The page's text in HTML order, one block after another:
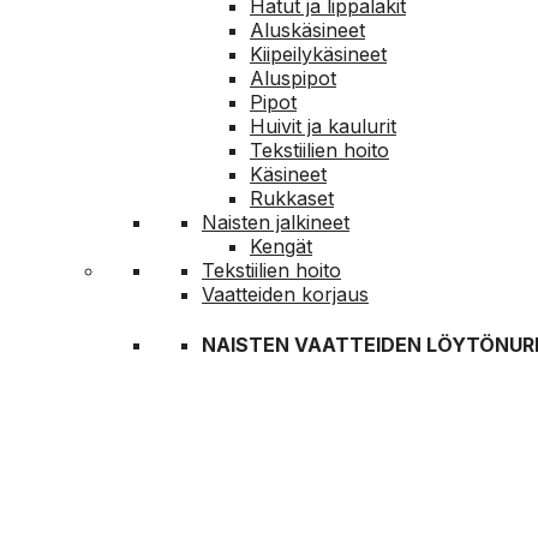
Hatut ja lippalakit
Aluskäsineet
Kiipeilykäsineet
Aluspipot
Pipot
Huivit ja kaulurit
Tekstiilien hoito
Käsineet
Rukkaset
Naisten jalkineet
Kengät
Tekstiilien hoito
Vaatteiden korjaus
NAISTEN VAATTEIDEN